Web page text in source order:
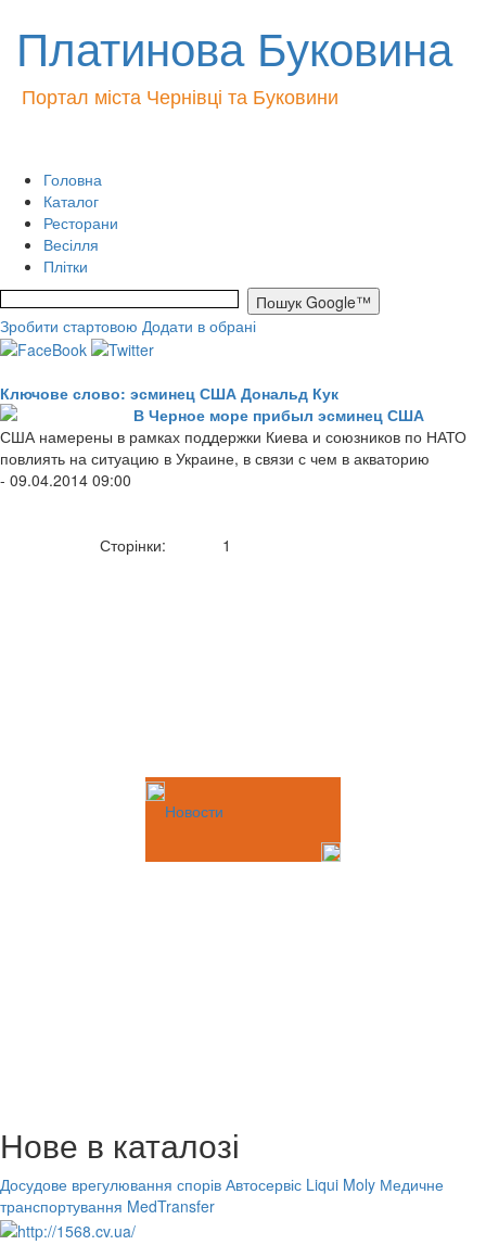
Платинова Буковина
Портал міста Чернівці та Буковини
Головна
Каталог
Ресторани
Весілля
Плітки
Зробити стартовою Додати в обрані
Ключове слово: эсминец США Дональд Кук
В Черное море прибыл эсминец США
США намерены в рамках поддержки Киева и союзников по НАТО
повлиять на ситуацию в Украине, в связи с чем в акваторию
- 09.04.2014 09:00
Сторінки: 1
Новости
Нове в каталозі
Досудове врегулювання спорів Автосервіс Liqui Moly Медичне
транспортування MedTransfer